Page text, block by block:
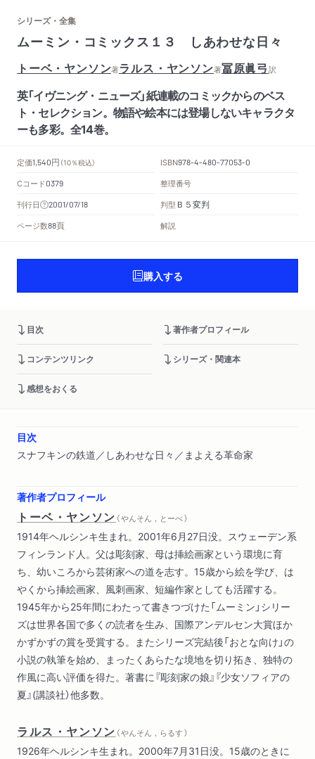
シリーズ・全集
ムーミン・コミックス１３ しあわせな日々
トーベ・ヤンソン著ラルス・ヤンソン著冨原眞弓訳
英「イヴニング・ニューズ」紙連載のコミックからのベス
ト・セレクション。物語や絵本には登場しないキャラクタ
ーも多彩。全14巻。
定価1,540円 （10％税込） ISBN978-4-480-77053-0
Cコード0379
整理番号
刊行日
2001/07/18 判型 Ｂ５変判
ページ数88頁 解説
購入する
目次 著作者プロフィール
コンテンツリンク シリーズ・関連本
感想をおくる
目次
スナフキンの鉄道／しあわせな日々／まよえる革命家
著作者プロフィール
トーベ・ヤンソン （ やんそん，とーべ ）
1914年ヘルシンキ生まれ。2001年6月27日没。スウェーデン系
フィンランド人。父は彫刻家、母は挿絵画家という環境に育
ち、幼いころから芸術家への道を志す。15歳から絵を学び、は
やくから挿絵画家、風刺画家、短編作家としても活躍する。
1945年から25年間にわたって書きつづけた「ムーミン」シリー
ズは世界各国で多くの読者を生み、国際アンデルセン大賞ほか
かずかずの賞を受賞する。またシリーズ完結後「おとな向け」の
小説の執筆を始め、まったくあらたな境地を切り拓き、独特の
作風に高い評価を得た。著書に『彫刻家の娘』『少女ソフィアの
夏』(講談社）他多数。
ラルス・ヤンソン （ やんそん，らるす ）
1926年ヘルシンキ生まれ。2000年7月31日没。15歳のときに